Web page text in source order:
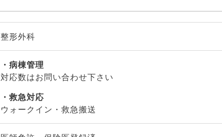
整形外科
病棟管理
対応数はお問い合わせ下さい
救急対応
ウォークイン・救急搬送